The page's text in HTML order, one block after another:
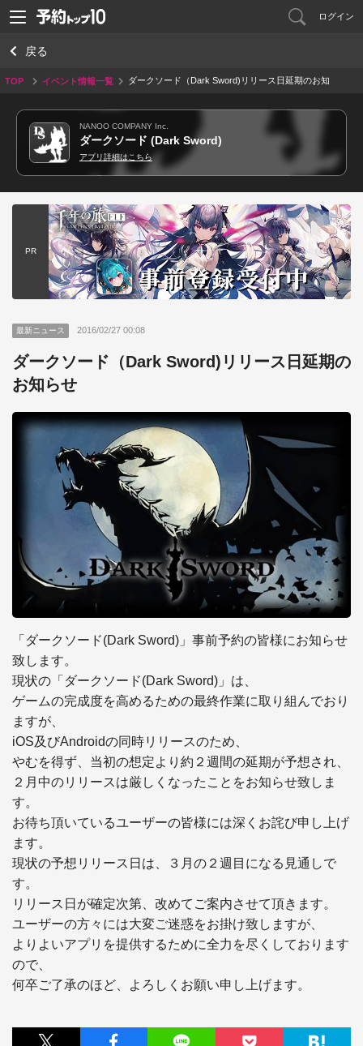
ログイン
戻る
TOP イベント情報一覧
ダークソード（Dark Sword)リリース日延期のお知
NANOO COMPANY Inc.
ダークソード (Dark Sword)
アプリ詳細はこちら
PR
最新ニュース 2016/02/27 00:08
ダークソード（Dark Sword)リリース日延期の
お知らせ
「ダークソード(Dark Sword)」事前予約の皆様にお知らせ
致します。
現状の「ダークソード(Dark Sword)」は、
ゲームの完成度を高めるための最終作業に取り組んでおり
ますが、
iOS及びAndroidの同時リリースのため、
やむを得ず、当初の想定より約２週間の延期が予想され、
２月中のリリースは厳しくなったことをお知らせ致しま
す。
お待ち頂いているユーザーの皆様には深くお詫び申し上げ
ます。
現状の予想リリース日は、３月の２週目になる見通しで
す。
リリース日が確定次第、改めてご案内させて頂きます。
ユーザーの方々には大変ご迷惑をお掛け致しますが、
よりよいアプリを提供するために全力を尽くしております
ので、
何卒ご了承のほど、よろしくお願い申し上げます。